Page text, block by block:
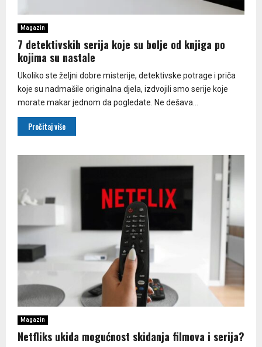
Magazin
7 detektivskih serija koje su bolje od knjiga po
kojima su nastale
Ukoliko ste željni dobre misterije, detektivske potrage i priča
koje su nadmašile originalna djela, izdvojili smo serije koje
morate makar jednom da pogledate. Ne dešava...
Pročitaj više
Magazin
Netfliks ukida mogućnost skidanja filmova i serija?